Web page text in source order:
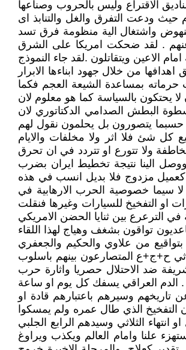
الاقتراع وليس بالحروب وصناعها
حيث ودعت التفرق والغل والتنابذ اى
واشتغال الية منظومة فرق تسد
عنهم . لقد ضحكت امريكا على الشرق
الاعين ويتقاتلون .لقد جاء النموذج
من خلال جهود ابناءها الابرار
حرماته بمساعدة الشيعة العجم فكما
يحتكون بالسياسة كما هو معلوم لان
البطش الصدامي الدكتاتوري لان
حسبما يتصورون بل يحلمون نقول لهم
شئ فلا اثر ولا مخلفات والايام
ولا تتورع او تتردد في ان تحرق
الينا نتيجة تخطيط ايران بضرب
كعميل مزدوج فلا بديل انسب في هذه
سيما خصوصية الحرب الارهابية في
او التفخيخ للسيارات وغيرها فنقلت
الترعرع بين ثنايا الحضن الامريكي
تواقون بشغف وهياج لهذا اللقاء
من علاوي والحكيم والجعفري
ح+ج+ع المتصارعون بينهم باسلوب
ضد الاحتلال حصريا واثارة حرب
. الدم العراقي يسفك كل يوم او ساعة
وسيرهم باعتبارهم قادة او
التفخيخ الذي طال عمره ولم يمسكوا
الثلاثي وسيدهم الرابع الجلبي
علنا وامام العالم ويكذب ويراوغ